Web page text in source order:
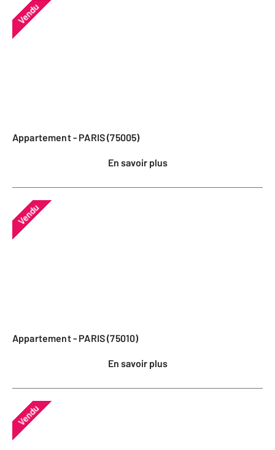
Vendu
Appartement - PARIS (75005)
En savoir plus
Vendu
Appartement - PARIS (75010)
En savoir plus
Vendu